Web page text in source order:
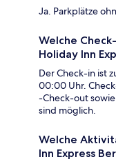
Ja. Parkplätze
Welche
Holiday Inn
Der Check-in ist
00:00 Uhr.
-Check-out
sind möglich.
Welche
Inn Express